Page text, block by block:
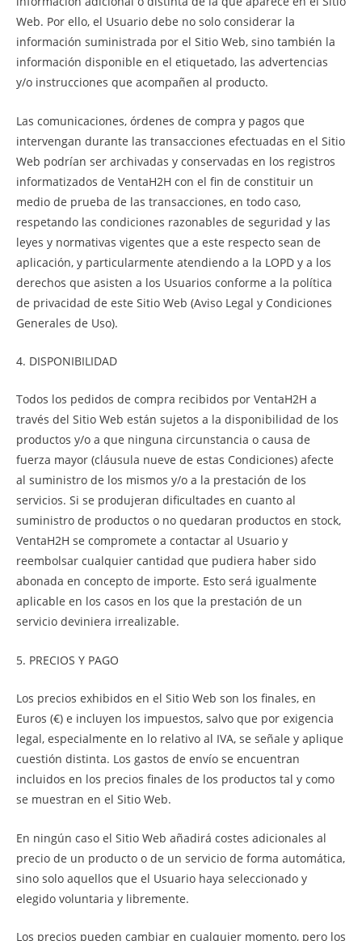
Web. Por ello, el Usuario debe no solo considerar la
información suministrada por el Sitio Web, sino también la
información disponible en el etiquetado, las advertencias
y/o instrucciones que acompañen al producto.
Las comunicaciones, órdenes de compra y pagos que
intervengan durante las transacciones efectuadas en el Sitio
Web podrían ser archivadas y conservadas en los registros
informatizados de VentaH2H con el fin de constituir un
medio de prueba de las transacciones, en todo caso,
respetando las condiciones razonables de seguridad y las
leyes y normativas vigentes que a este respecto sean de
aplicación, y particularmente atendiendo a la LOPD y a los
derechos que asisten a los Usuarios conforme a la política
de privacidad de este Sitio Web (Aviso Legal y Condiciones
Generales de Uso).
4. DISPONIBILIDAD
Todos los pedidos de compra recibidos por VentaH2H a
través del Sitio Web están sujetos a la disponibilidad de los
productos y/o a que ninguna circunstancia o causa de
fuerza mayor (cláusula nueve de estas Condiciones) afecte
al suministro de los mismos y/o a la prestación de los
servicios. Si se produjeran dificultades en cuanto al
suministro de productos o no quedaran productos en stock,
VentaH2H se compromete a contactar al Usuario y
reembolsar cualquier cantidad que pudiera haber sido
abonada en concepto de importe. Esto será igualmente
aplicable en los casos en los que la prestación de un
servicio deviniera irrealizable.
5. PRECIOS Y PAGO
Los precios exhibidos en el Sitio Web son los finales, en
Euros (€) e incluyen los impuestos, salvo que por exigencia
legal, especialmente en lo relativo al IVA, se señale y aplique
cuestión distinta. Los gastos de envío se encuentran
incluidos en los precios finales de los productos tal y como
se muestran en el Sitio Web.
En ningún caso el Sitio Web añadirá costes adicionales al
precio de un producto o de un servicio de forma automática,
sino solo aquellos que el Usuario haya seleccionado y
elegido voluntaria y libremente.
Los precios pueden cambiar en cualquier momento, pero los